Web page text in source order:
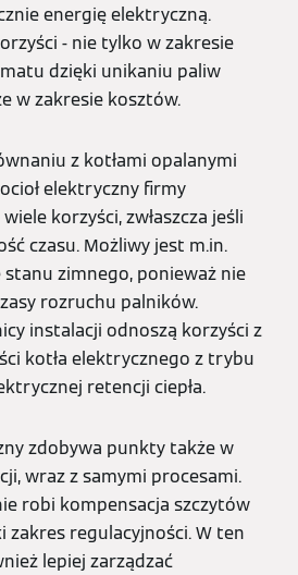
energię elektryczną.
- nie tylko w zakresie
dzięki unikaniu paliw
w zakresie kosztów.
z kotłami opalanymi
elektryczny firmy
korzyści, zwłaszcza jeśli
czasu. Możliwy jest m.in.
stanu zimnego, ponieważ nie
rozruchu palników.
instalacji odnoszą korzyści z
kotła elektrycznego z trybu
retencji ciepła.
zdobywa punkty także w
wraz z samymi procesami.
robi kompensacja szczytów
zakres regulacyjności. W ten
lepiej zarządzać